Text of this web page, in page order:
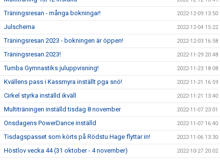
Träningsresan - många bokningar! 2022-12-09 13:50
Julschema 2022-12-04 15:22
Träningsresan 2023 - bokningen är öppen! 2022-12-03 16:58
Träningsresan 2023! 2022-11-29 20:48
Tumba Gymnastiks juluppvisning! 2022-11-23 18:08
Kvällens pass i Kassmyra inställt pga snö! 2022-11-21 16:59
Cirkel styrka inställd ikväll 2022-11-21 13:40
Multiträningen inställd tisdag 8 november 2022-11-07 23:01
Onsdagens PowerDance inställd 2022-11-07 16:40
Tisdagspasset som körts på Rödstu Hage flyttar in! 2022-11-06 13:30
Höstlov vecka 44 (31 oktober - 4 november) 2022-10-27 20:02